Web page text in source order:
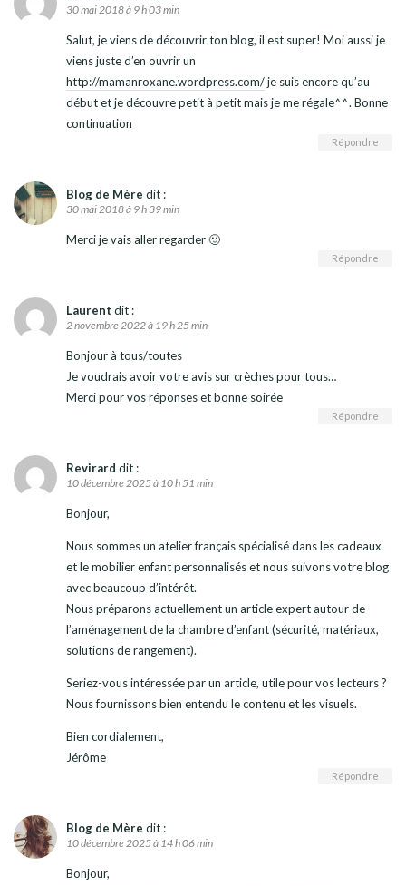
30 mai 2018 à 9 h 03 min
Salut, je viens de découvrir ton blog, il est super! Moi aussi je
viens juste d’en ouvrir un
http://mamanroxane.wordpress.com/je suis encore qu’au
début et je découvre petit à petit mais je me régale^^. Bonne
continuation
Répondre
Blog de Mère dit :
30 mai 2018 à 9 h 39 min
Merci je vais aller regarder 🙂
Répondre
Laurent dit :
2 novembre 2022 à 19 h 25 min
Bonjour à tous/toutes
Je voudrais avoir votre avis sur crèches pour tous…
Merci pour vos réponses et bonne soirée
Répondre
Revirard dit :
10 décembre 2025 à 10 h 51 min
Bonjour,
Nous sommes un atelier français spécialisé dans les cadeaux
et le mobilier enfant personnalisés et nous suivons votre blog
avec beaucoup d’intérêt.
Nous préparons actuellement un article expert autour de
l’aménagement de la chambre d’enfant (sécurité, matériaux,
solutions de rangement).
Seriez-vous intéressée par un article, utile pour vos lecteurs ?
Nous fournissons bien entendu le contenu et les visuels.
Bien cordialement,
Jérôme
Répondre
Blog de Mère dit :
10 décembre 2025 à 14 h 06 min
Bonjour,